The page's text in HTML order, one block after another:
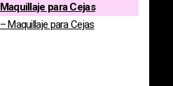
Maquillaje para Cejas
– Maquillaje para Cejas